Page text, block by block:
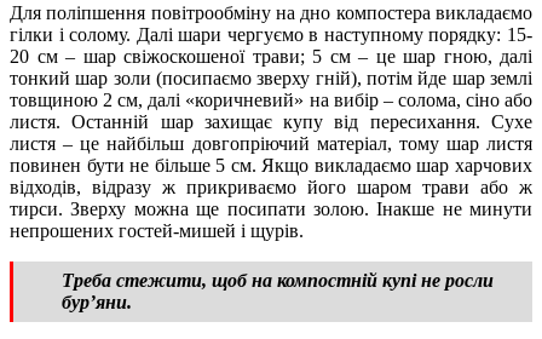
Для поліпшення повітрообміну на дно компостера викладаємо
гілки і солому. Далі шари чергуємо в наступному порядку: 15-
20 см – шар свіжоскошеної трави; 5 см – це шар гною, далі
тонкий шар золи (посипаємо зверху гній), потім йде шар землі
товщиною 2 см, далі «коричневий» на вибір – солома, сіно або
листя. Останній шар захищає купу від пересихання. Сухе
листя – це найбільш довгопріючий матеріал, тому шар листя
повинен бути не більше 5 см. Якщо викладаємо шар харчових
відходів, відразу ж прикриваємо його шаром трави або ж
тирси. Зверху можна ще посипати золою. Інакше не минути
непрошених гостей-мишей і щурів.
Треба стежити, щоб на компостній купі не росли
бур’яни.